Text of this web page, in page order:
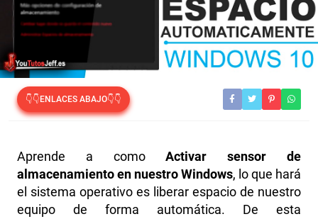
👇👇ENLACES ABAJO👇👇
Aprende a comoActivar sensor de
almacenamiento en nuestro Windows, lo que hará
el sistema operativo es liberar espacio de nuestro
equipo de forma automática. De esta